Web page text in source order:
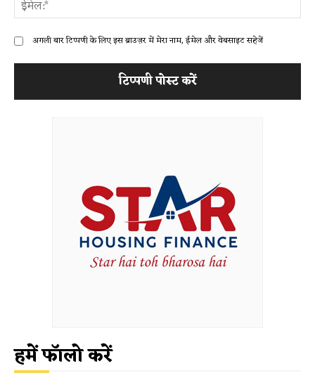
अगली बार टिप्पणी के लिए इस ब्राउज़र में मेरा नाम, ईमेल और वेबसाइट सहेजें
हमें फॉलो करें